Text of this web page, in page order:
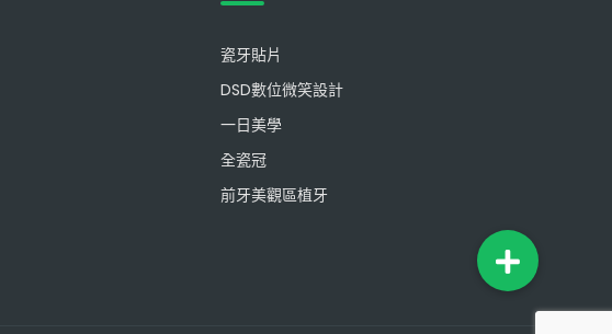
瓷牙貼片
DSD數位微笑設計
一日美學
全瓷冠
前牙美觀區植牙